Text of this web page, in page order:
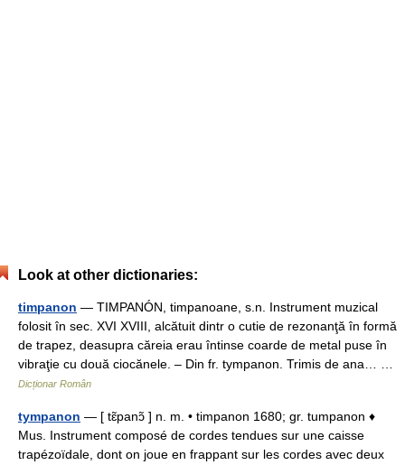
Look at other dictionaries:
timpanon — TIMPANÓN, timpanoane, s.n. Instrument muzical
folosit în sec. XVI XVIII, alcătuit dintr o cutie de rezonanţă în formă
de trapez, deasupra căreia erau întinse coarde de metal puse în
vibraţie cu două ciocănele. – Din fr. tympanon. Trimis de ana… …
Dicționar Român
tympanon — [ tɛ̃panɔ̃ ] n. m. • timpanon 1680; gr. tumpanon ♦
Mus. Instrument composé de cordes tendues sur une caisse
trapézoïdale, dont on joue en frappant sur les cordes avec deux